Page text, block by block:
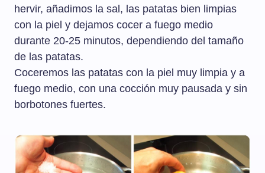
hervir, añadimos la sal, las patatas bien limpias
con la piel y dejamos cocer a fuego medio
durante 20-25 minutos, dependiendo del tamaño
de las patatas.
Coceremos las patatas con la piel muy limpia y a
fuego medio, con una cocción muy pausada y sin
borbotones fuertes.